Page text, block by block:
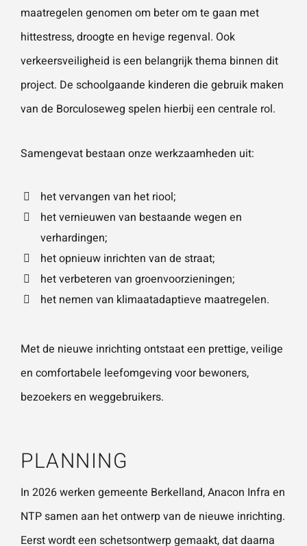
maatregelen genomen om beter om te gaan met
hittestress, droogte en hevige regenval. Ook
verkeersveiligheid is een belangrijk thema binnen dit
project. De schoolgaande kinderen die gebruik maken
van de Borculoseweg spelen hierbij een centrale rol.
Samengevat bestaan onze werkzaamheden uit:
het vervangen van het riool;
het vernieuwen van bestaande wegen en
verhardingen;
het opnieuw inrichten van de straat;
het verbeteren van groenvoorzieningen;
het nemen van klimaatadaptieve maatregelen.
Met de nieuwe inrichting ontstaat een prettige, veilige
en comfortabele leefomgeving voor bewoners,
bezoekers en weggebruikers.
PLANNING
In 2026 werken gemeente Berkelland, Anacon Infra en
NTP samen aan het ontwerp van de nieuwe inrichting.
Eerst wordt een schetsontwerp gemaakt, dat daarna